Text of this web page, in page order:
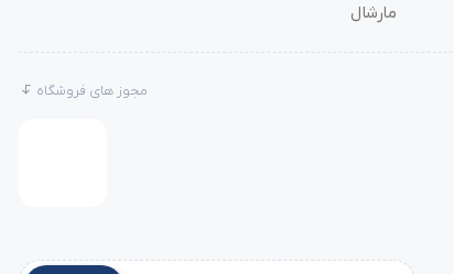
مارشال
مجوز های فروشگاه